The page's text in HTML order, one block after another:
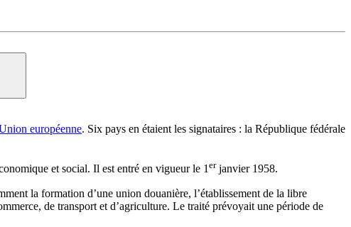
européenne. Six pays en étaient les signataires : la République fédérale
et social. Il est entré en vigueur le 1erjanvier 1958.
la formation d’une union douanière, l’établissement de la libre
de transport et d’agriculture. Le traité prévoyait une période de